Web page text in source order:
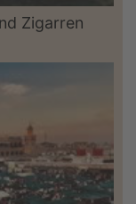
Zigarren